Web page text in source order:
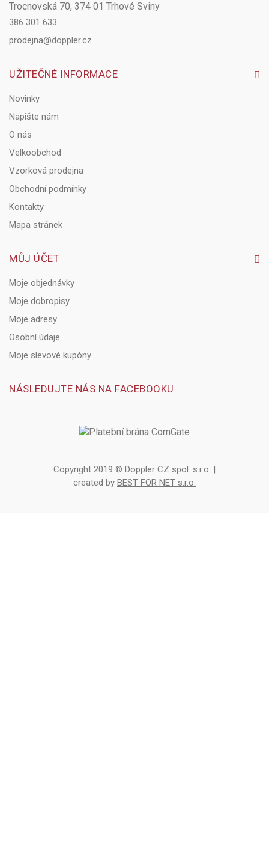
Trocnovská 70, 374 01 Trhové Sviny
386 301 633
prodejna@doppler.cz
UŽITEČNÉ INFORMACE
Novinky
Napište nám
O nás
Velkoobchod
Vzorková prodejna
Obchodní podmínky
Kontakty
Mapa stránek
MŮJ ÚČET
Moje objednávky
Moje dobropisy
Moje adresy
Osobní údaje
Moje slevové kupóny
NÁSLEDUJTE NÁS NA FACEBOOKU
Copyright 2019 © Doppler CZ spol. s.r.o. |
created by BEST FOR NET s.r.o.